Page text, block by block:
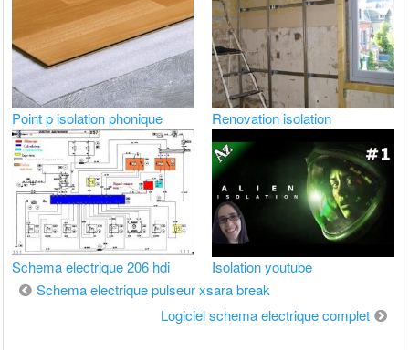
Point p isolation phonique Renovation isolation
Schema electrique 206 hdi Isolation youtube
Navigation
Schema electrique pulseur xsara break
Logiciel schema electrique complet